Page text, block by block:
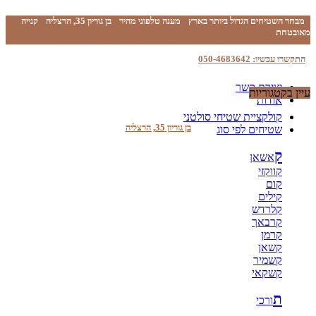
מבחר השטיחים הגדול ביותר בארץ מענה טלפוני מהיר בן גוריון 35, הרצליה
קנייה
מאובטחת
התקשרו עכשיו: 050-4683642
יצירת קשר
אודות
בן גוריון 35, הרצליה
עיין בקטגוריות
קולקציית שטיחי סולטני
שטיחים לפי סוג
קאשאן
קווקזי
קום
קילים
קלרדש
קרבאך
קרמן
קשאן
קשמיר
קשקאי
תורכי